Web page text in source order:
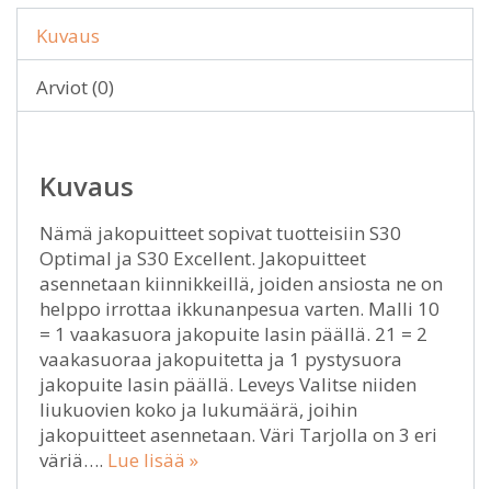
Kuvaus
Arviot (0)
Kuvaus
Nämä jakopuitteet sopivat tuotteisiin S30
Optimal ja S30 Excellent. Jakopuitteet
asennetaan kiinnikkeillä, joiden ansiosta ne on
helppo irrottaa ikkunanpesua varten. Malli 10
= 1 vaakasuora jakopuite lasin päällä. 21 = 2
vaakasuoraa jakopuitetta ja 1 pystysuora
jakopuite lasin päällä. Leveys Valitse niiden
liukuovien koko ja lukumäärä, joihin
jakopuitteet asennetaan. Väri Tarjolla on 3 eri
väriä…. Lue lisää »